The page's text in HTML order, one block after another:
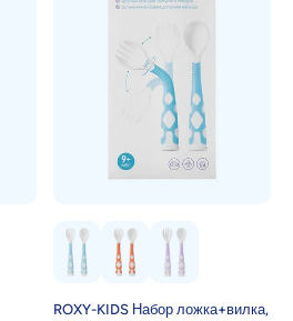
ROXY-KIDS Набор ложка+вилка,